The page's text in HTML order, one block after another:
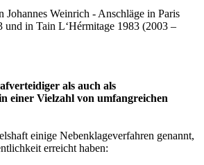
Johannes Weinrich - Anschläge in Paris
und in Tain L‘Hérmitage 1983 (2003 –
als auch als
einer Vielzahl von umfangreichen
einige Nebenklageverfahren genannt,
erreicht haben: